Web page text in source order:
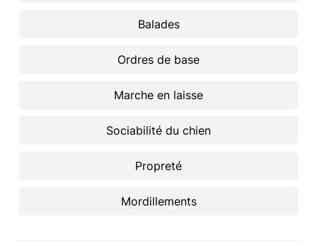
Balades
Ordres de base
Marche en laisse
Sociabilité du chien
Propreté
Mordillements